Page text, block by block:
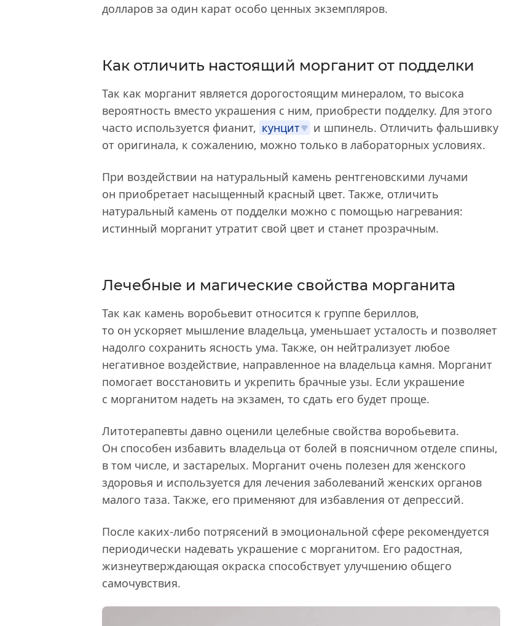
долларов за один карат особо ценных экземпляров.
Как отличить настоящий морганит от подделки
Так как морганит является дорогостоящим минералом, то высока
вероятность вместо украшения с ним, приобрести подделку. Для этого
часто используется фианит, кунцит
и шпинель. Отличить фальшивку
от оригинала, к сожалению, можно только в лабораторных условиях.
При воздействии на натуральный камень рентгеновскими лучами
он приобретает насыщенный красный цвет. Также, отличить
натуральный камень от подделки можно с помощью нагревания:
истинный морганит утратит свой цвет и станет прозрачным.
Лечебные и магические свойства морганита
Так как камень воробьевит относится к группе бериллов,
то он ускоряет мышление владельца, уменьшает усталость и позволяет
надолго сохранить ясность ума. Также, он нейтрализует любое
негативное воздействие, направленное на владельца камня. Морганит
помогает восстановить и укрепить брачные узы. Если украшение
с морганитом надеть на экзамен, то сдать его будет проще.
Литотерапевты давно оценили целебные свойства воробьевита.
Он способен избавить владельца от болей в поясничном отделе спины,
в том числе, и застарелых. Морганит очень полезен для женского
здоровья и используется для лечения заболеваний женских органов
малого таза. Также, его применяют для избавления от депрессий.
После каких-либо потрясений в эмоциональной сфере рекомендуется
периодически надевать украшение с морганитом. Его радостная,
жизнеутверждающая окраска способствует улучшению общего
самочувствия.